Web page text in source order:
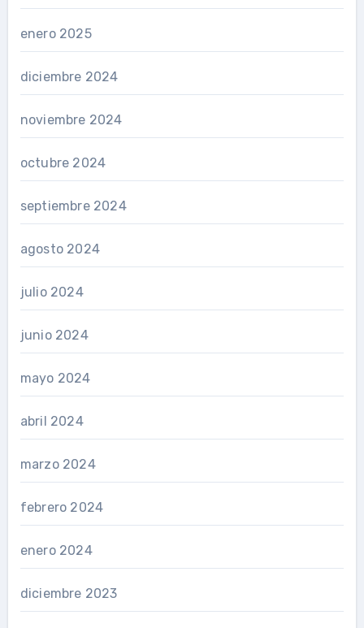
enero 2025
diciembre 2024
noviembre 2024
octubre 2024
septiembre 2024
agosto 2024
julio 2024
junio 2024
mayo 2024
abril 2024
marzo 2024
febrero 2024
enero 2024
diciembre 2023